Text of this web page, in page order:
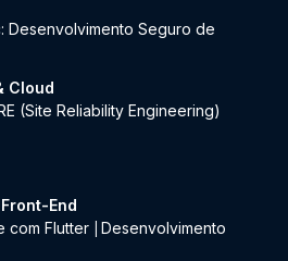
Desenvolvimento Seguro de
Cloud
(Site Reliability Engineering)
End
com Flutter
Desenvolvimento